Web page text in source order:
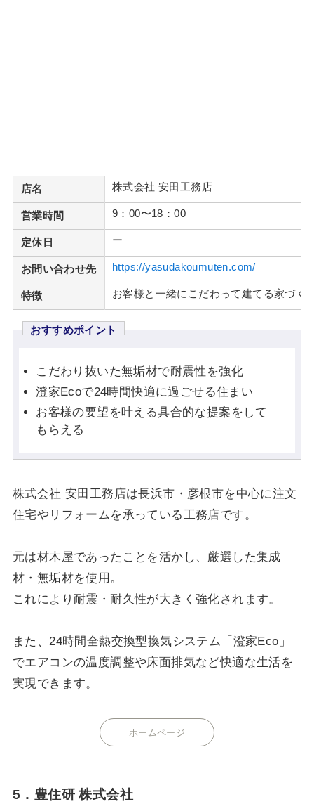
店名 株式会社 安田工務店
営業時間 9：00〜18：00
定休日 ー
お問い合わせ先 https://yasudakoumuten.com/
特徴 お客様と一緒にこだわって建てる家づく
おすすめポイント
こだわり抜いた無垢材で耐震性を強化
澄家Ecoで24時間快適に過ごせる住まい
お客様の要望を叶える具合的な提案をして
もらえる
株式会社 安田工務店は長浜市・彦根市を中心に注文
住宅やリフォームを承っている工務店です。
元は材木屋であったことを活かし、厳選した集成
材・無垢材を使用。
これにより耐震・耐久性が大きく強化されます。
また、24時間全熱交換型換気システム「澄家Eco」
でエアコンの温度調整や床面排気など快適な生活を
実現できます。
ホームページ
5．豊住研 株式会社